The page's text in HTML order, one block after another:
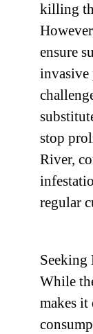
killing
ensure
invasive
stop
River,
regular
Seeking
While
makes